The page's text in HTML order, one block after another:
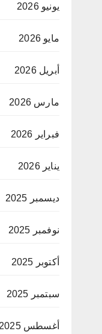
يونيو 2026
مايو 2026
أبريل 2026
مارس 2026
فبراير 2026
يناير 2026
ديسمبر 2025
نوفمبر 2025
أكتوبر 2025
سبتمبر 2025
أغسطس 2025